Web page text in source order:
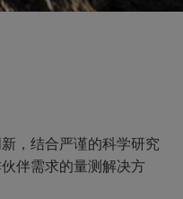
，结合严谨的科学研究
伴需求的量测解决方